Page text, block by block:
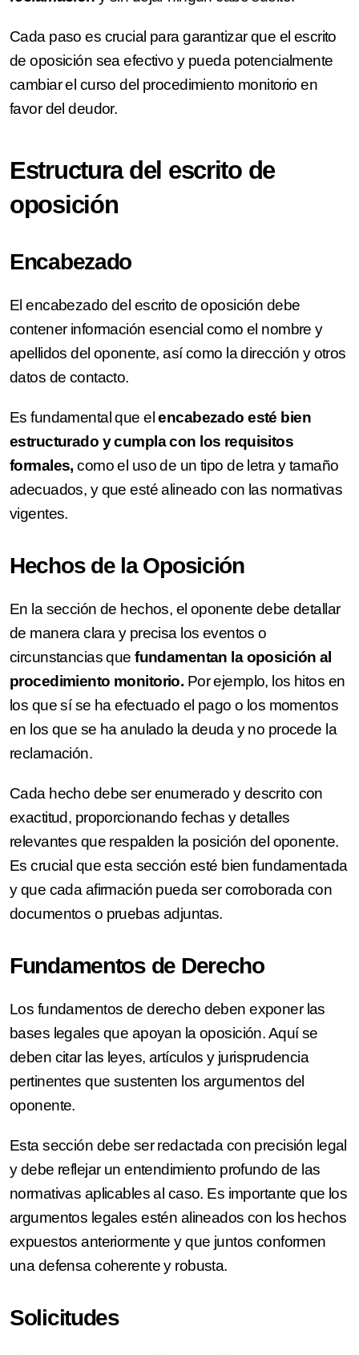
Cada paso es crucial para garantizar que el escrito
de oposición sea efectivo y pueda potencialmente
cambiar el curso del procedimiento monitorio en
favor del deudor.
Estructura del escrito de
oposición
Encabezado
El encabezado del escrito de oposición debe
contener información esencial como el nombre y
apellidos del oponente, así como la dirección y otros
datos de contacto.
Es fundamental que elencabezado esté bien
estructurado y cumpla con los requisitos
formales, como el uso de un tipo de letra y tamaño
adecuados, y que esté alineado con las normativas
vigentes.
Hechos de la Oposición
En la sección de hechos, el oponente debe detallar
de manera clara y precisa los eventos o
circunstancias que fundamentan la oposición al
procedimiento monitorio. Por ejemplo, los hitos en
los que sí se ha efectuado el pago o los momentos
en los que se ha anulado la deuda y no procede la
reclamación.
Cada hecho debe ser enumerado y descrito con
exactitud, proporcionando fechas y detalles
relevantes que respalden la posición del oponente.
Es crucial que esta sección esté bien fundamentada
y que cada afirmación pueda ser corroborada con
documentos o pruebas adjuntas.
Fundamentos de Derecho
Los fundamentos de derecho deben exponer las
bases legales que apoyan la oposición. Aquí se
deben citar las leyes, artículos y jurisprudencia
pertinentes que sustenten los argumentos del
oponente.
Esta sección debe ser redactada con precisión legal
y debe reflejar un entendimiento profundo de las
normativas aplicables al caso. Es importante que los
argumentos legales estén alineados con los hechos
expuestos anteriormente y que juntos conformen
una defensa coherente y robusta.
Solicitudes